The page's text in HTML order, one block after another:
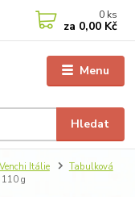
Menu
Hledat
0 ks
za 0,00 Kč
Itálie
Tabulková
g